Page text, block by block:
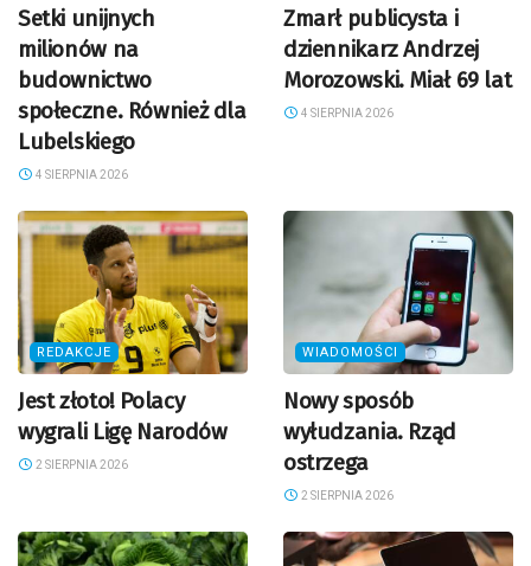
Setki unijnych
milionów na
budownictwo
społeczne. Również dla
Lubelskiego
4 SIERPNIA 2026
Zmarł publicysta i
dziennikarz Andrzej
Morozowski. Miał 69 lat
4 SIERPNIA 2026
REDAKCJE
Jest złoto! Polacy
wygrali Ligę Narodów
2 SIERPNIA 2026
WIADOMOŚCI
Nowy sposób
wyłudzania. Rząd
ostrzega
2 SIERPNIA 2026